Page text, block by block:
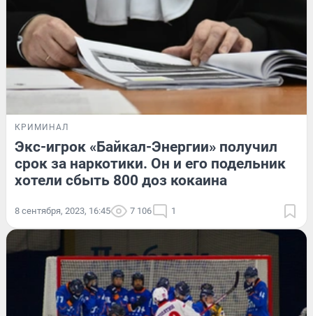
КРИМИНАЛ
Экс-игрок «Байкал-Энергии» получил
срок за наркотики. Он и его подельник
хотели сбыть 800 доз кокаина
8 сентября, 2023, 16:45 7 106 1